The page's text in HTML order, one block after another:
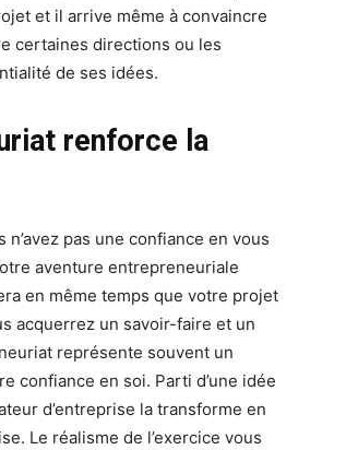
et il arrive même à convaincre
certaines directions ou les
de ses idées.
renforce la
n’avez pas une confiance en vous
aventure entrepreneuriale
en même temps que votre projet
acquerrez un savoir-faire et un
représente souvent un
confiance en soi. Parti d’une idée
d’entreprise la transforme en
Le réalisme de l’exercice vous